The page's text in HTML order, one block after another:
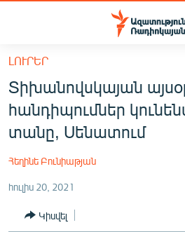
Մատչելիության
հիմնական
բովանդակությանը
Անցնել
հիմնական
մենյուին
ՀԱՅԱՍՏԱՆ
ՔԱՂԱՔԱԿԱՆ
ՏՆՏԵՍՈՒԹՅՈՒՆ
ԼՈՒՐԵՐ
Տիխանովսկայան
հանդիպումներ
տանը, Սենատում
Հեղինե Բունիաթյան
հուլիս 20, 2021
Կիսվել